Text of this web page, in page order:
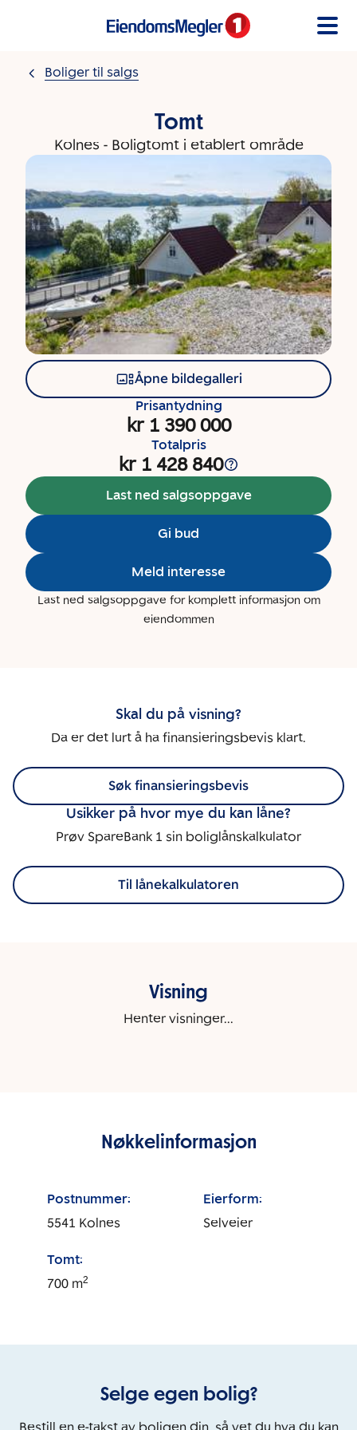
Boliger til salgs
Tomt
Kolnes - Boligtomt i etablert område
Åpne bildegalleri
Prisantydning
kr 1 390 000
Totalpris
kr 1 428 840
Last ned salgsoppgave
Gi bud
Meld interesse
Last ned salgsoppgave for komplett informasjon om
eiendommen
Skal du på visning?
Da er det lurt å ha finansieringsbevis klart.
Søk finansieringsbevis
Usikker på hvor mye du kan låne?
Prøv SpareBank 1 sin boliglånskalkulator
Til lånekalkulatoren
Visning
Henter visninger...
Nøkkelinformasjon
Postnummer:
5541 Kolnes
Eierform:
Selveier
Tomt:
700 m2
Selge egen bolig?